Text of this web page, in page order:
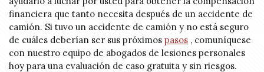
financiera que tanto necesita después de un accidente de
camión. Si tuvo un accidente de camión y no está seguro
de cuáles deberían ser sus próximos pasos , comuníquese
con nuestro equipo de abogados de lesiones personales
hoy para una evaluación de caso gratuita y sin riesgos.